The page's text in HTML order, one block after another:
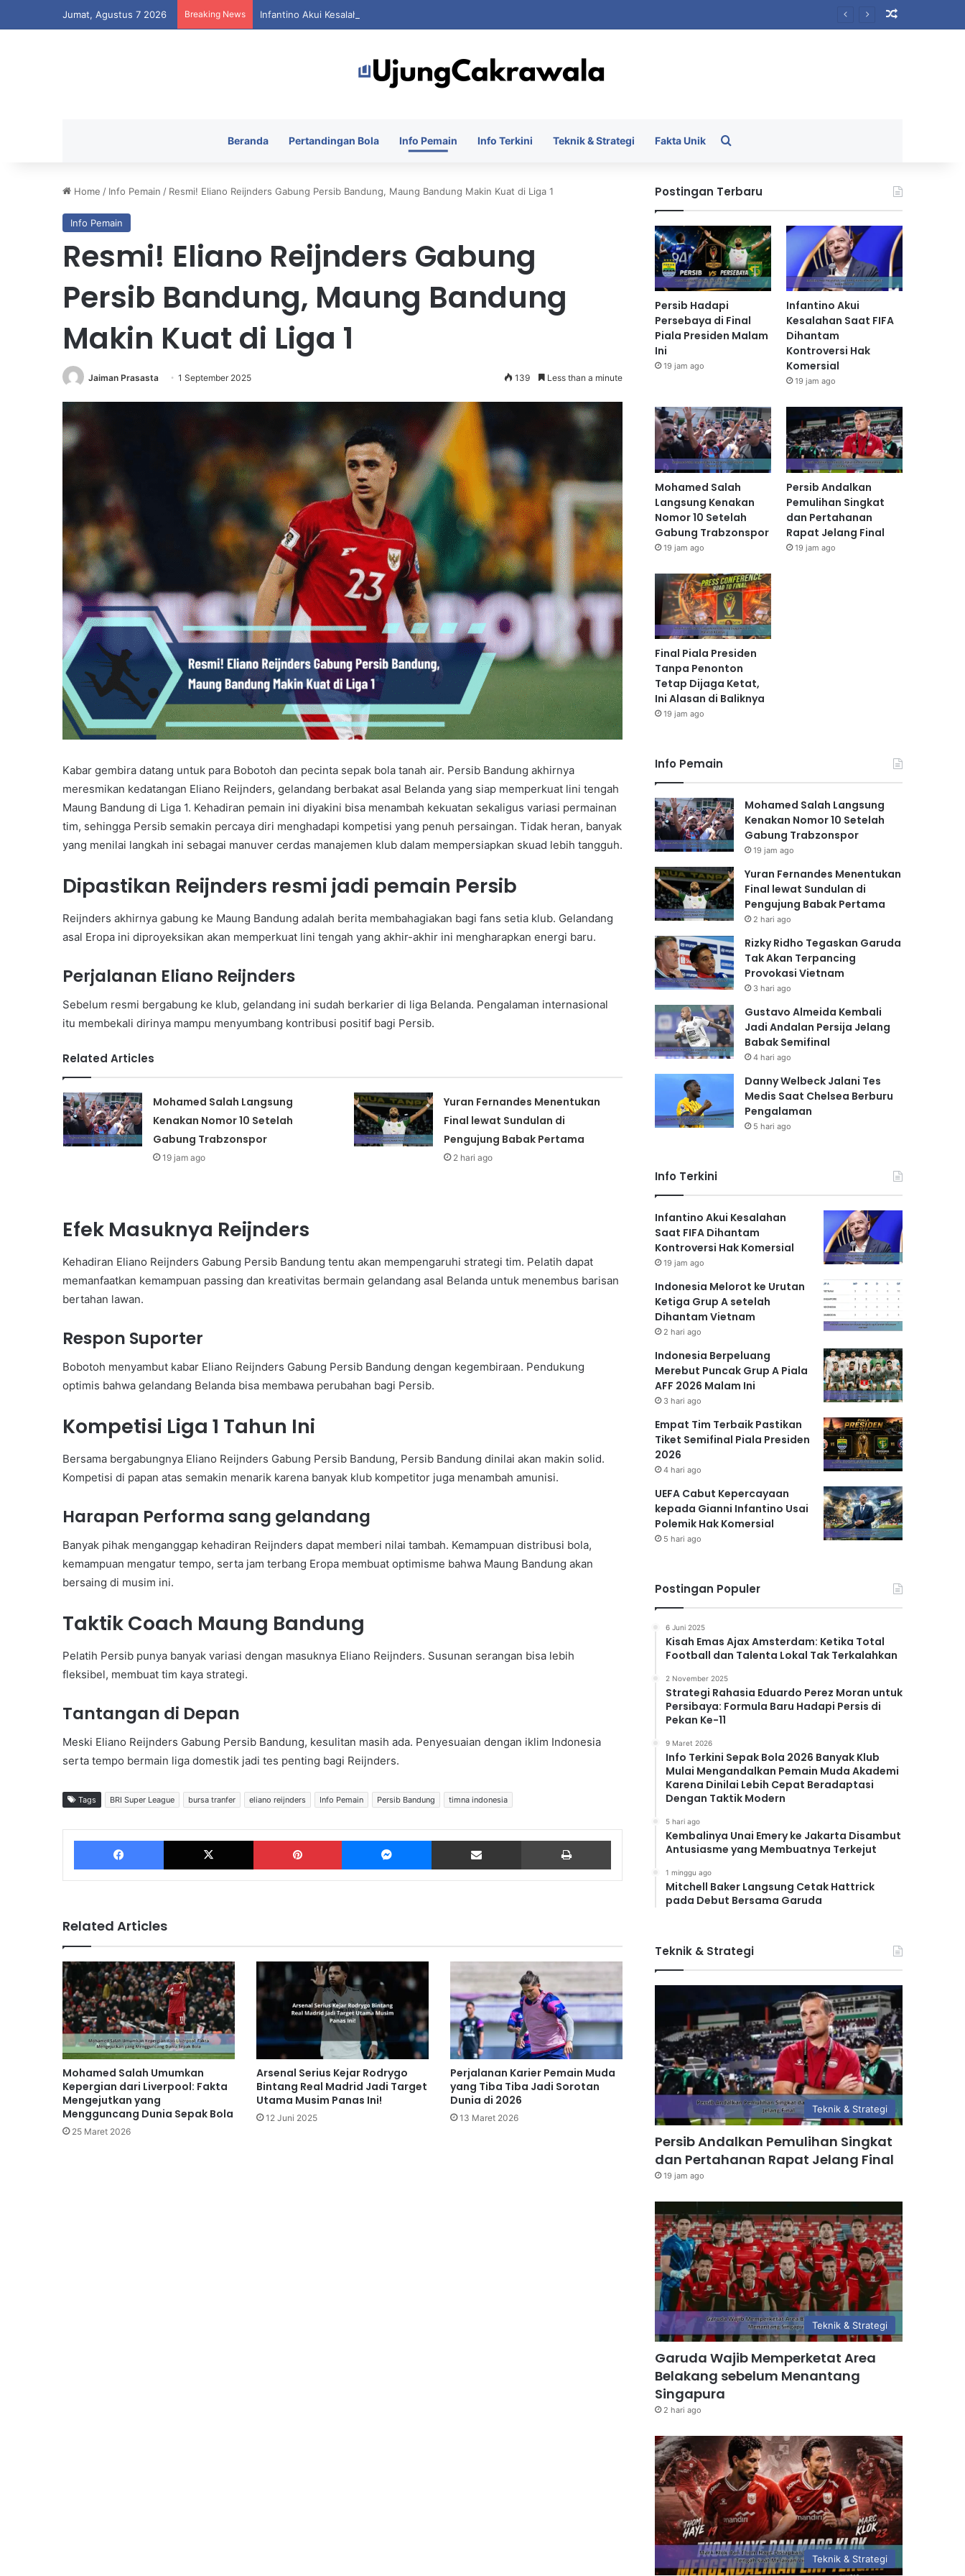
Jumat, Agustus 7 2026 Breaking News Infantino Akui Kesalahan Saat FIFA Dihantam Kontroversi Hak Komersial
Beranda Pertandingan Bola Info Pemain Info Terkini Teknik & Strategi Fakta Unik
Home / Info Pemain / Resmi! Eliano Reijnders Gabung Persib Bandung, Maung Bandung Makin Kuat di Liga 1
Info Pemain
Resmi! Eliano Reijnders Gabung
Persib Bandung, Maung Bandung
Makin Kuat di Liga 1
Jaiman Prasasta 1 September 2025 139 Less than a minute
Kabar gembira datang untuk para Bobotoh dan pecinta sepak bola tanah air. Persib Bandung akhirnya
meresmikan kedatangan Eliano Reijnders, gelandang berbakat asal Belanda yang siap memperkuat lini tengah
Maung Bandung di Liga 1. Kehadiran pemain ini diyakini bisa menambah kekuatan sekaligus variasi permainan
tim, sehingga Persib semakin percaya diri menghadapi kompetisi yang penuh persaingan. Tidak heran, banyak
yang menilai langkah ini sebagai manuver cerdas manajemen klub dalam mempersiapkan skuad lebih tangguh.
Dipastikan Reijnders resmi jadi pemain Persib
Reijnders akhirnya gabung ke Maung Bandung adalah berita membahagiakan bagi fans setia klub. Gelandang
asal Eropa ini diproyeksikan akan memperkuat lini tengah yang akhir-akhir ini mengharapkan energi baru.
Perjalanan Eliano Reijnders
Sebelum resmi bergabung ke klub, gelandang ini sudah berkarier di liga Belanda. Pengalaman internasional
itu membekali dirinya mampu menyumbang kontribusi positif bagi Persib.
Related Articles
Mohamed Salah Langsung
Kenakan Nomor 10 Setelah
Gabung Trabzonspor
19 jam ago
Yuran Fernandes Menentukan
Final lewat Sundulan di
Pengujung Babak Pertama
2 hari ago
Efek Masuknya Reijnders
Kehadiran Eliano Reijnders Gabung Persib Bandung tentu akan mempengaruhi strategi tim. Pelatih dapat
memanfaatkan kemampuan passing dan kreativitas bermain gelandang asal Belanda untuk menembus barisan
bertahan lawan.
Respon Suporter
Bobotoh menyambut kabar Eliano Reijnders Gabung Persib Bandung dengan kegembiraan. Pendukung
optimis bahwa gelandang Belanda bisa membawa perubahan bagi Persib.
Kompetisi Liga 1 Tahun Ini
Bersama bergabungnya Eliano Reijnders Gabung Persib Bandung, Persib Bandung dinilai akan makin solid.
Kompetisi di papan atas semakin menarik karena banyak klub kompetitor juga menambah amunisi.
Harapan Performa sang gelandang
Banyak pihak menganggap kehadiran Reijnders dapat memberi nilai tambah. Kemampuan distribusi bola,
kemampuan mengatur tempo, serta jam terbang Eropa membuat optimisme bahwa Maung Bandung akan
bersaing di musim ini.
Taktik Coach Maung Bandung
Pelatih Persib punya banyak variasi dengan masuknya Eliano Reijnders. Susunan serangan bisa lebih
fleksibel, membuat tim kaya strategi.
Tantangan di Depan
Meski Eliano Reijnders Gabung Persib Bandung, kesulitan masih ada. Penyesuaian dengan iklim Indonesia
serta tempo bermain liga domestik jadi tes penting bagi Reijnders.
Tags BRI Super League bursa tranfer eliano reijnders Info Pemain Persib Bandung timna indonesia
Facebook X Pinterest Messenger Share via Email
Related Articles
Mohamed Salah Umumkan
Kepergian dari Liverpool: Fakta
Mengejutkan yang
Mengguncang Dunia Sepak Bola
25 Maret 2026
Arsenal Serius Kejar Rodrygo
Bintang Real Madrid Jadi Target
Utama Musim Panas Ini!
12 Juni 2025
Perjalanan Karier Pemain Muda
yang Tiba Tiba Jadi Sorotan
Dunia di 2026
13 Maret 2026
Postingan Terbaru
Persib Hadapi
Persebaya di Final
Piala Presiden Malam
Ini
19 jam ago
Infantino Akui
Kesalahan Saat FIFA
Dihantam
Kontroversi Hak
Komersial
19 jam ago
Mohamed Salah
Langsung Kenakan
Nomor 10 Setelah
Gabung Trabzonspor
19 jam ago
Persib Andalkan
Pemulihan Singkat
dan Pertahanan
Rapat Jelang Final
19 jam ago
Final Piala Presiden
Tanpa Penonton
Tetap Dijaga Ketat,
Ini Alasan di Baliknya
19 jam ago
Info Pemain
Mohamed Salah Langsung
Kenakan Nomor 10 Setelah
Gabung Trabzonspor
19 jam ago
Yuran Fernandes Menentukan
Final lewat Sundulan di
Pengujung Babak Pertama
2 hari ago
Rizky Ridho Tegaskan Garuda
Tak Akan Terpancing
Provokasi Vietnam
3 hari ago
Gustavo Almeida Kembali
Jadi Andalan Persija Jelang
Babak Semifinal
4 hari ago
Danny Welbeck Jalani Tes
Medis Saat Chelsea Berburu
Pengalaman
5 hari ago
Info Terkini
Infantino Akui Kesalahan
Saat FIFA Dihantam
Kontroversi Hak Komersial
19 jam ago
Indonesia Melorot ke Urutan
Ketiga Grup A setelah
Dihantam Vietnam
2 hari ago
Indonesia Berpeluang
Merebut Puncak Grup A Piala
AFF 2026 Malam Ini
3 hari ago
Empat Tim Terbaik Pastikan
Tiket Semifinal Piala Presiden
2026
4 hari ago
UEFA Cabut Kepercayaan
kepada Gianni Infantino Usai
Polemik Hak Komersial
5 hari ago
Postingan Populer
6 Juni 2025
Kisah Emas Ajax Amsterdam: Ketika Total
Football dan Talenta Lokal Tak Terkalahkan
2 November 2025
Strategi Rahasia Eduardo Perez Moran untuk
Persibaya: Formula Baru Hadapi Persis di
Pekan Ke-11
9 Maret 2026
Info Terkini Sepak Bola 2026 Banyak Klub
Mulai Mengandalkan Pemain Muda Akademi
Karena Dinilai Lebih Cepat Beradaptasi
Dengan Taktik Modern
5 hari ago
Kembalinya Unai Emery ke Jakarta Disambut
Antusiasme yang Membuatnya Terkejut
1 minggu ago
Mitchell Baker Langsung Cetak Hattrick
pada Debut Bersama Garuda
Teknik & Strategi
Teknik & Strategi
Persib Andalkan Pemulihan Singkat
dan Pertahanan Rapat Jelang Final
19 jam ago
Teknik & Strategi
Garuda Wajib Memperketat Area
Belakang sebelum Menantang
Singapura
2 hari ago
Teknik & Strategi